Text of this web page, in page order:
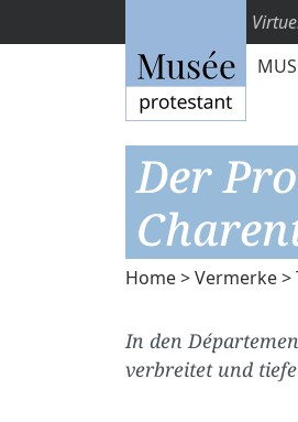
Der
Home>Vermerke>
In den
verbreitet und